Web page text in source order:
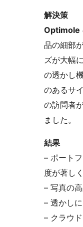
解決策
Optimole
品の細部
ズが大幅
の透かし
のあるサ
の訪問者
ました。
結果
– ポート
度が著し
– 写真の
– 透かし
– クラウ